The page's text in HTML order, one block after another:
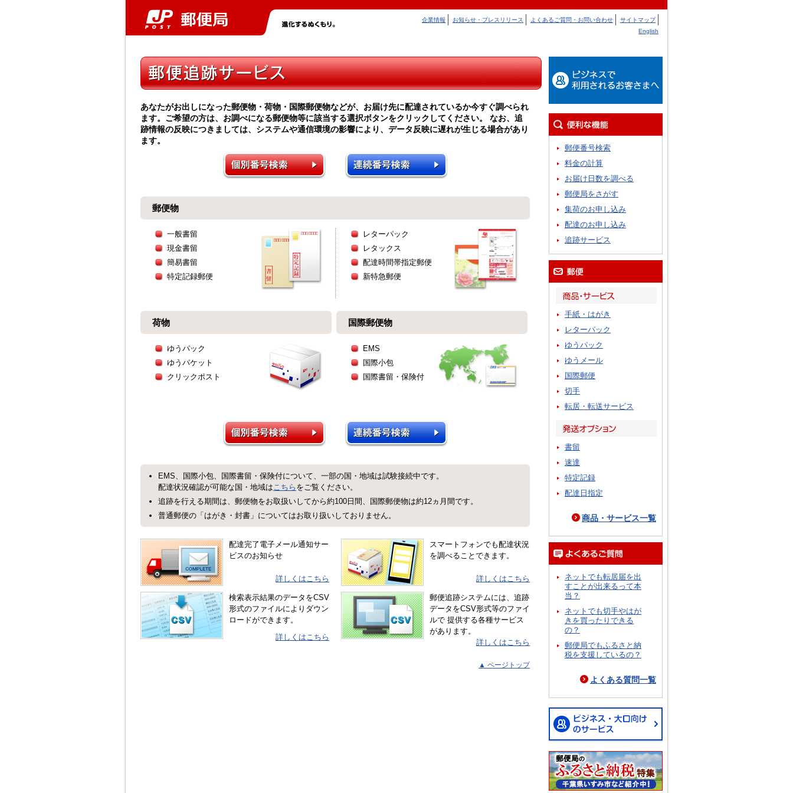
企業情報 お知らせ・プレスリリース よくあるご質問・お問い合わせ
サイトマップ
English
郵便番号検索
料金の計算
お届け日数を調べる
郵便局をさがす
集荷のお申し込み
配達のお申し込み
追跡サービス
手紙・はがき
レターパック
ゆうパック
ゆうメール
国際郵便
切手
転居・転送サービス
書留
速達
特定記録
配達日指定
商品・サービス一覧
ネットでも転居届を出
すことが出来るって本
当？
ネットでも切手やはが
きを買ったりできる
の？
郵便局でもふるさと納
税を支援しているの？
よくある質問一覧
あなたがお出しになった郵便物・荷物・国際郵便物などが、お届け先に配達されているか今すぐ調べられ
ます。ご希望の方は、お調べになる郵便物等に該当する選択ボタンをクリックしてください。 なお、追
跡情報の反映につきましては、システムや通信環境の影響により、データ反映に遅れが生じる場合があり
ます。
郵便物
一般書留
現金書留
簡易書留
特定記録郵便
レターパック
レタックス
配達時間帯指定郵便
新特急郵便
荷物
ゆうパック
ゆうパケット
クリックポスト
国際郵便物
EMS
国際小包
国際書留・保険付
EMS、国際小包、国際書留・保険付について、一部の国・地域は試験接続中です。
配達状況確認が可能な国・地域はこちら をご覧ください。
追跡を行える期間は、郵便物をお取扱いしてから約100日間、国際郵便物は約12ヵ月間です。
普通郵便の「はがき・封書」についてはお取り扱いしておりません。
配達完了電子メール通知サー
ビスのお知らせ
詳しくはこちら
スマートフォンでも配達状況
を調べることできます。
詳しくはこちら
検索表示結果のデータをCSV
形式のファイルによりダウン
ロードができます。
詳しくはこちら
郵便追跡システムには、追跡
データをCSV形式等のファイ
ルで 提供する各種サービス
があります。
詳しくはこちら
▲ ページトップ